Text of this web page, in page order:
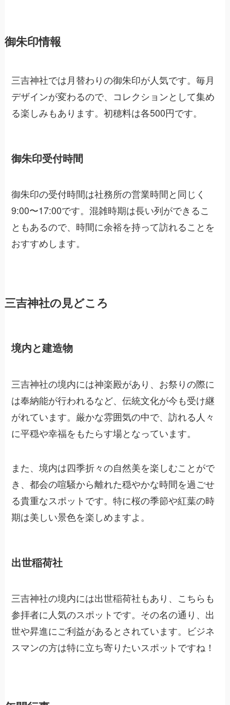
御朱印情報
三吉神社では月替わりの御朱印が人気です。毎月
デザインが変わるので、コレクションとして集め
る楽しみもあります。初穂料は各500円です。
御朱印受付時間
御朱印の受付時間は社務所の営業時間と同じく
9:00〜17:00です。混雑時期は長い列ができるこ
ともあるので、時間に余裕を持って訪れることを
おすすめします。
三吉神社の見どころ
境内と建造物
三吉神社の境内には神楽殿があり、お祭りの際に
は奉納能が行われるなど、伝統文化が今も受け継
がれています。厳かな雰囲気の中で、訪れる人々
に平穏や幸福をもたらす場となっています。
また、境内は四季折々の自然美を楽しむことがで
き、都会の喧騒から離れた穏やかな時間を過ごせ
る貴重なスポットです。特に桜の季節や紅葉の時
期は美しい景色を楽しめますよ。
出世稲荷社
三吉神社の境内には出世稲荷社もあり、こちらも
参拝者に人気のスポットです。その名の通り、出
世や昇進にご利益があるとされています。ビジネ
スマンの方は特に立ち寄りたいスポットですね！